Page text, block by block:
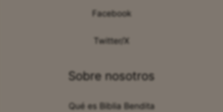
Facebook
Twitter/X
Sobre nosotros
Qué es Biblia Bendita